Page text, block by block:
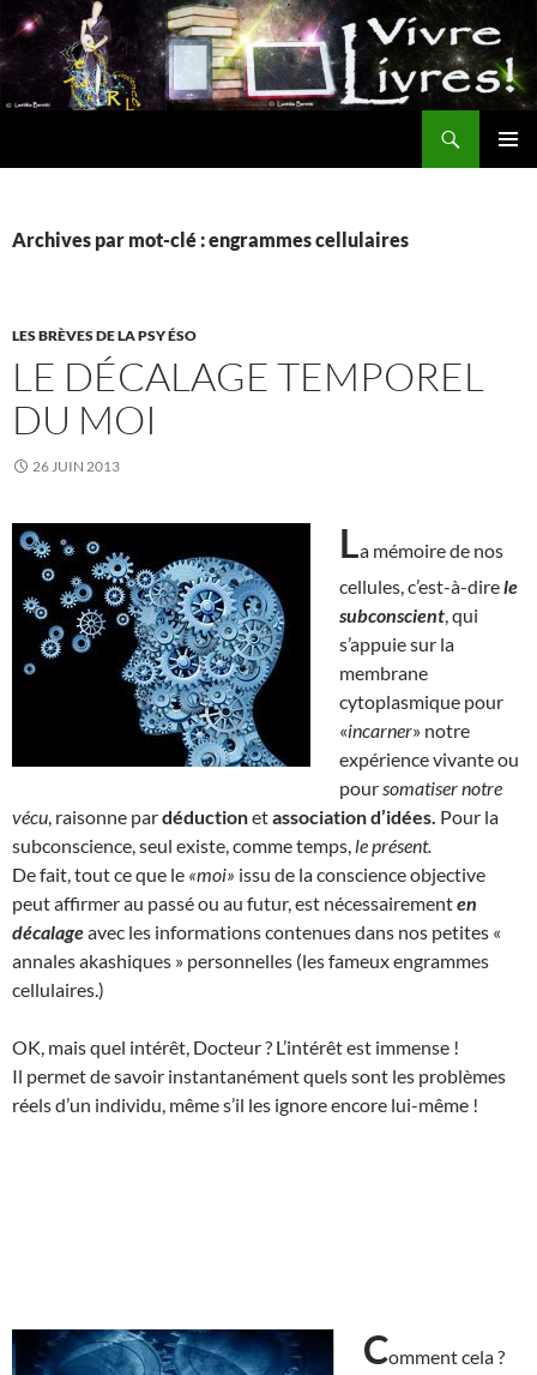
Aller
au
contenu
Archives par mot-clé : engrammes cellulaires
LES BRÈVES DE LA PSY ÉSO
LE DÉCALAGE TEMPOREL
DU MOI
26 JUIN 2013
La mémoire de nos
cellules, c’est-à-direle
subconscient , qui
s’appuie sur la
membrane
cytoplasmique pour
«incarner» notre
expérience vivante ou
pour somatiser notre
vécu , raisonne pardéductionetassociation d’idées. Pour la
subconscience, seul existe, comme temps, le présent.
De fait, tout ce que le «moi» issu de la conscience objective
peut affirmer au passé ou au futur, est nécessairementen
décalageavec les informations contenues dans nos petites «
annales akashiques » personnelles (les fameux engrammes
cellulaires.)
OK, mais quel intérêt, Docteur ? L’intérêt est immense !
Il permet de savoir instantanément quels sont les problèmes
réels d’un individu, même s’il les ignore encore lui-même !
Comment cela ?